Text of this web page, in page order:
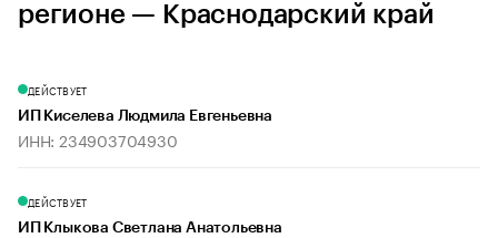
регионе — Краснодарский край
ДЕЙСТВУЕТ
ИП Киселева Людмила Евгеньевна
ИНН: 234903704930
ДЕЙСТВУЕТ
ИП Клыкова Светлана Анатольевна